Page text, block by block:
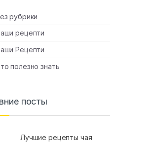
рубрики
рецепти
Рецепти
полезно знать
посты
Лучшие рецепты чая